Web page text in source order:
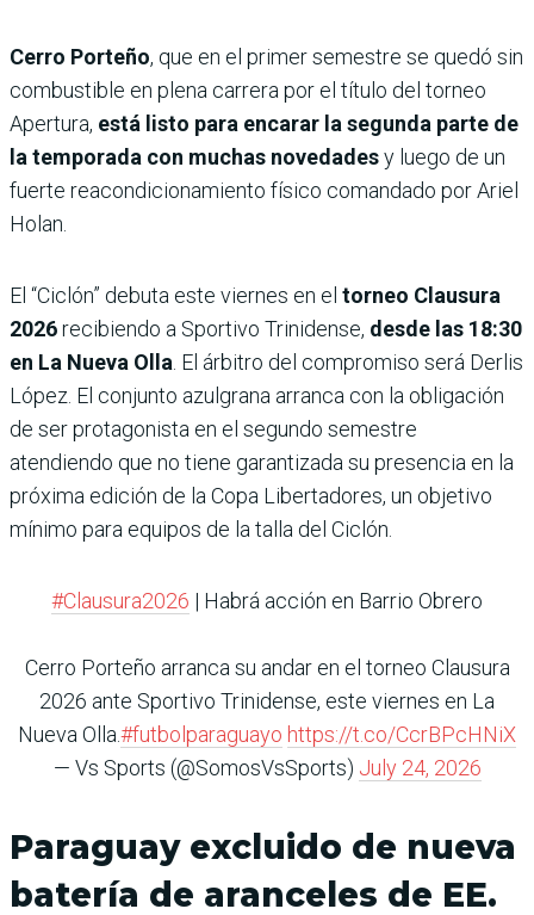
Cerro Porteño, que en el primer semestre se quedó sin
combustible en plena carrera por el título del torneo
Apertura, está listo para encarar la segunda parte de
la temporada con muchas novedadesy luego de un
fuerte reacondicionamiento físico comandado por Ariel
Holan.
El “Ciclón” debuta este viernes en el torneo Clausura
2026recibiendo a Sportivo Trinidense, desde las 18:30
en La Nueva Olla . El árbitro del compromiso será Derlis
López. El conjunto azulgrana arranca con la obligación
de ser protagonista en el segundo semestre
atendiendo que no tiene garantizada su presencia en la
próxima edición de la Copa Libertadores, un objetivo
mínimo para equipos de la talla del Ciclón.
#Clausura2026 | Habrá acción en Barrio Obrero
Cerro Porteño arranca su andar en el torneo Clausura
2026 ante Sportivo Trinidense, este viernes en La
Nueva Olla.#futbolparaguayo https://t.co/CcrBPcHNiX
— Vs Sports (@SomosVsSports) July 24, 2026
Paraguay excluido de nueva
batería de aranceles de EE.